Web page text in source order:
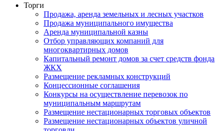
Торги
Продажа, аренда земельных и лесных участков
Продажа муниципального имущества
Аренда муниципальной казны
Отбор управляющих компаний для
многоквартирных домов
Капитальный ремонт домов за счет средств фонда
ЖКХ
Размещение рекламных конструкций
Концессионные соглашения
Конкурсы на осуществление перевозок по
муниципальным маршрутам
Размещение нестационарных торговых объектов
Размещение нестационарных объектов уличной